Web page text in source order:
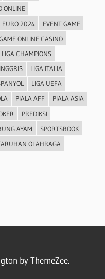
ONLINE
EURO 2024
EVENT GAME
ONLINE CASINO
LIGA CHAMPIONS
LIGA ITALIA
LIGA UEFA
PIALA AFF
PIALA ASIA
PREDIKSI
AYAM
SPORTSBOOK
OLAHRAGA
by ThemeZee.